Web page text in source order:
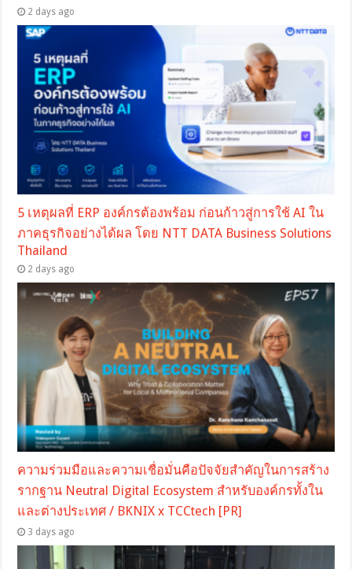
2 days ago
5 เหตุผลที่ ERP องค์กรต้องพร้อม ก่อนก้าวสู่การใช้ AI ใน
ภาคธุรกิจอย่างได้ผล โดย NTT DATA Business Solutions
Thailand
2 days ago
ความร่วมมือและความเชื่อมั่นคือปัจจัยสำคัญในการสร้าง
รากฐาน Neutral Digital Ecosystem สำหรับองค์กรทั้งใน
และต่างประเทศ / BKNIX x TCCtech [PR]
3 days ago